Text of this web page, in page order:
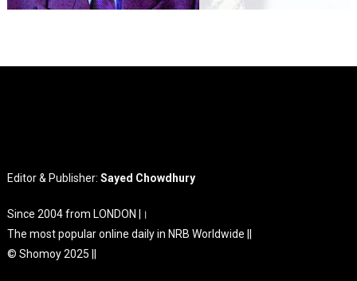
Editor & Publisher:Sayed Chowdhury
Since 2004 from LONDON |।
The most popular online daily in NRB Worldwide ||
© Shomoy 2025 ||